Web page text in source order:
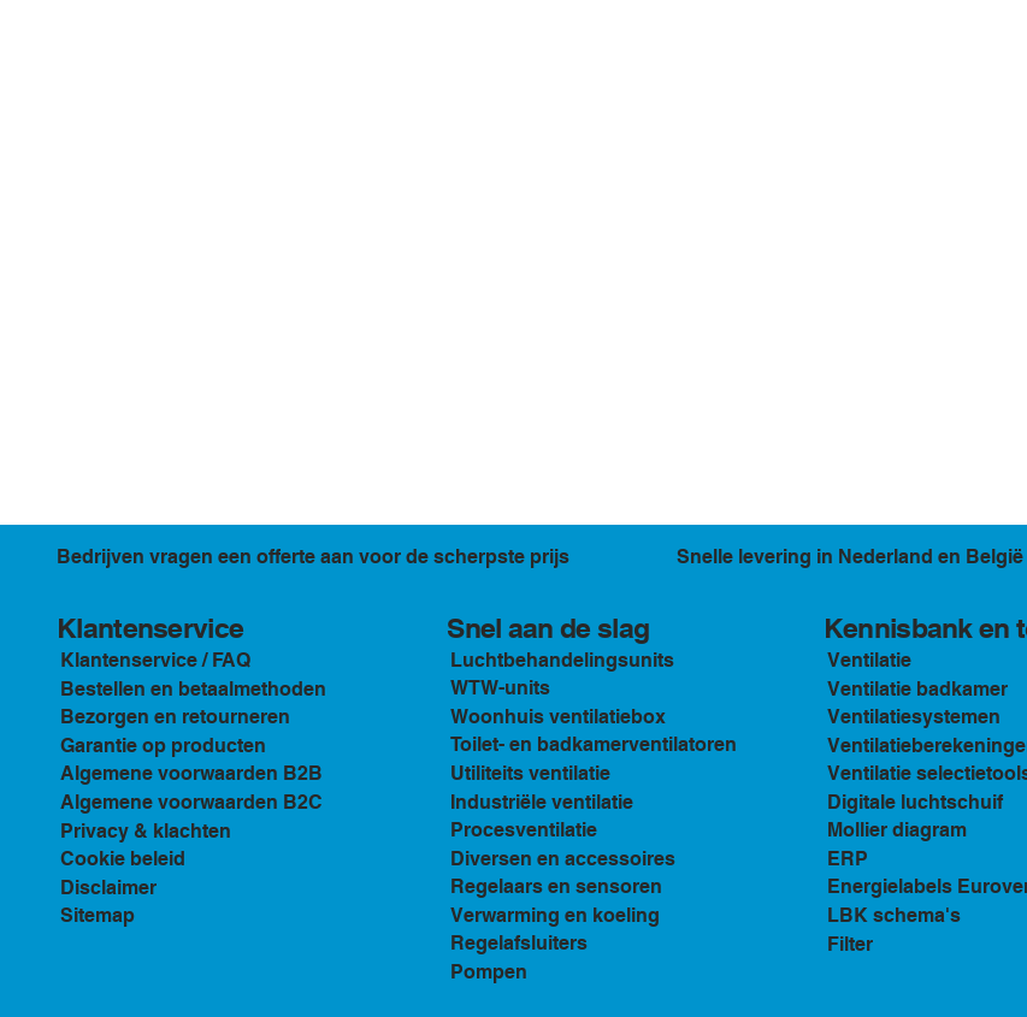
Klantenservice
Klantenservice / FAQ
Bestellen en betaalmethoden
Bezorgen en retourneren
Garantie op producten
Algemene voorwaarden B2B
Algemene voorwaarden B2C
Privacy & klachten
Cookie beleid
Disclaimer
Sitemap
Bedrijven vragen een offerte aan voor de scherpste prijs Snelle levering in Nederland en België
Snel aan de slag
Luchtbehandelingsunits
WTW-units
Woonhuis ventilatiebox
Toilet- en badkamerventilatoren
Utiliteits ventilatie
Industriële ventilatie
Procesventilatie
Diversen en accessoires
Regelaars en sensoren
Verwarming en koeling
Regelafsluiters
Pompen
Kennisbank en
Ventilatie
Ventilatie badkamer
Ventilatiesystemen
Ventilatie
Digitale luchtschuif
Mollier diagram
ERP
Energielabels
LBK schema's
Filter